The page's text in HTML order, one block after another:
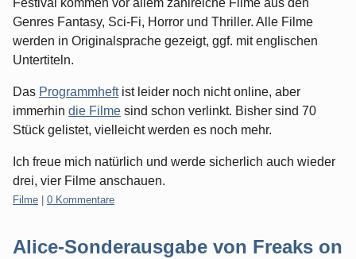
Festival kommen vor allem zahlreiche Filme aus den
Genres Fantasy, Sci-Fi, Horror und Thriller. Alle Filme
werden in Originalsprache gezeigt, ggf. mit englischen
Untertiteln.
Das Programmheftist leider noch nicht online, aber
immerhin die Filme sind schon verlinkt. Bisher sind 70
Stück gelistet, vielleicht werden es noch mehr.
Ich freue mich natürlich und werde sicherlich auch wieder
drei, vier Filme anschauen.
Kategorien:
Filme 0 Kommentare
Alice-Sonderausgabe von Freaks on